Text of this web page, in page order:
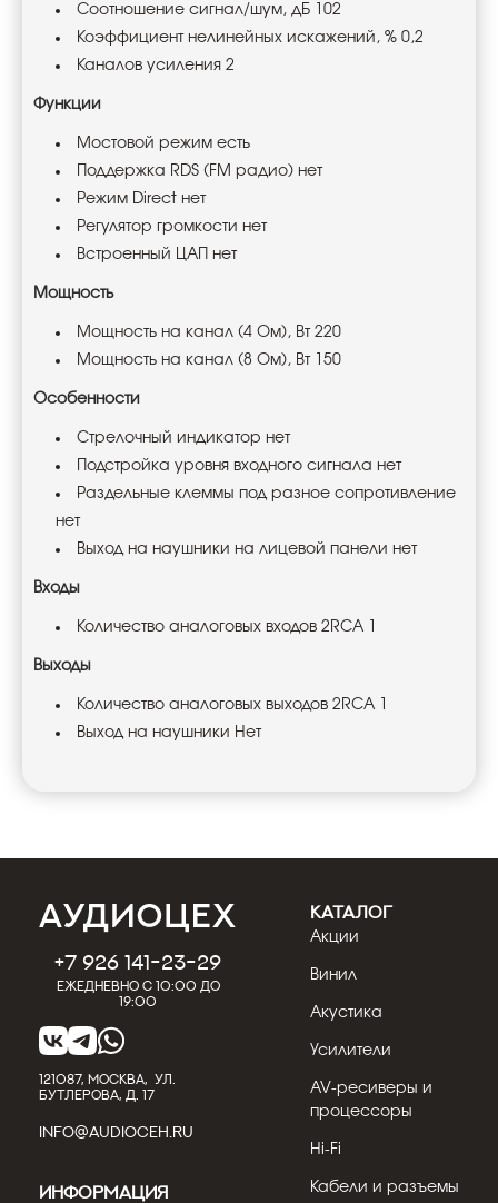
Соотношение сигнал/шум, дБ 102
Коэффициент нелинейных искажений, % 0,2
Каналов усиления 2
Функции
Мостовой режим есть
Поддержка RDS (FM радио) нет
Режим Direct нет
Регулятор громкости нет
Встроенный ЦАП нет
Мощность
Мощность на канал (4 Ом), Вт 220
Мощность на канал (8 Ом), Вт 150
Особенности
Стрелочный индикатор нет
Подстройка уровня входного сигнала нет
Раздельные клеммы под разное сопротивление
нет
Выход на наушники на лицевой панели нет
Входы
Количество аналоговых входов 2RCA 1
Выходы
Количество аналоговых выходов 2RCA 1
Выход на наушники Нет
+7 926 141-23-29
Ежедневно с 10:00 до
19:00
121087, МОСКВА, УЛ.
БУТЛЕРОВА, Д. 17
INFO@AUDIOCEH.RU
КАТАЛОГ
Акции
Винил
Акустика
Усилители
AV-ресиверы и
процессоры
Hi-Fi
Кабели и разъемы
Информация